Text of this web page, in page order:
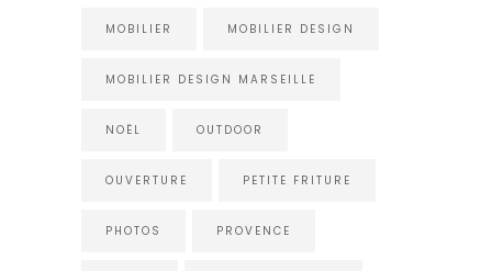
MOBILIER MOBILIER DESIGN
MOBILIER DESIGN MARSEILLE
NOËL OUTDOOR
OUVERTURE PETITE FRITURE
PHOTOS PROVENCE